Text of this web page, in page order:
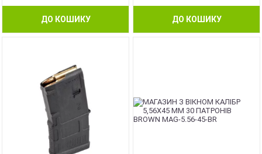
ДО КОШИКУ ДО КОШИКУ